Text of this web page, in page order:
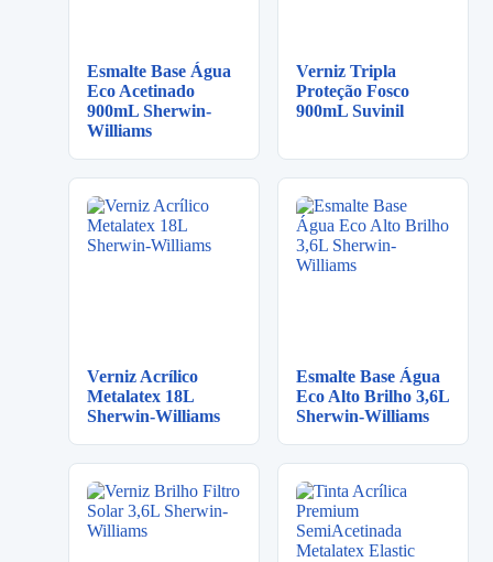
Esmalte Base Água
Eco Acetinado
900mL Sherwin-
Williams
Verniz Tripla
Proteção Fosco
900mL Suvinil
Verniz Acrílico
Metalatex 18L
Sherwin-Williams
Esmalte Base Água
Eco Alto Brilho 3,6L
Sherwin-Williams